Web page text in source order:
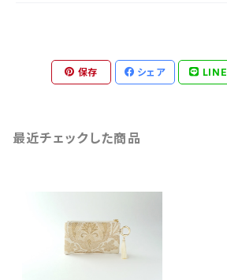
保存 シェア LINE
最近チェックした商品